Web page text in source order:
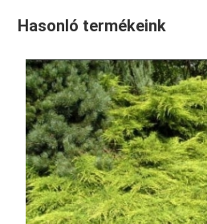
Hasonló termékeink